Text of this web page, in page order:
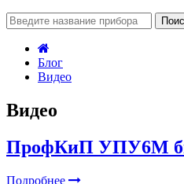
Блог
Видео
Видео
ПрофКиП УПУ6М
Подробнее